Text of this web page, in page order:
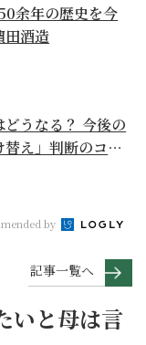
余年の歴史を今
田酒造
うなる？ 今後の
替え」判断のコツ
by
記事一覧へ
いと母は言